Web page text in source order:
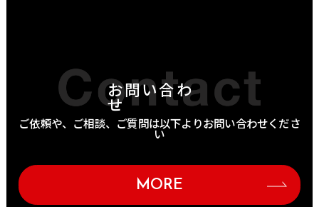
お問い合わ
せ
ご依頼や、ご相談、ご質問は以下よりお問い合わせくださ
い
MORE